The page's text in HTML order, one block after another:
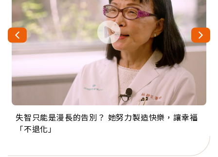
失智只能是漫長的告別？ 她努力製造快樂，讓幸福
「不退化」
來自剛果的巧克力神父 為台灣奉獻36年 「台灣是我
的家，我連作夢都講台語！」
63歲卸矽谷副總、搬回台灣找快樂！「蛋黃哥小
丑」走進安養院，逗樂上萬爺奶：退休後才開始真
104歲打破金氏世界紀錄 成為全球最年長羽球選
手，分享長壽的秘密原來是「這個」
事業巔峰他選擇追夢…黑手阿伯拉小提琴還登上小
巨蛋！連CNN都大讚！